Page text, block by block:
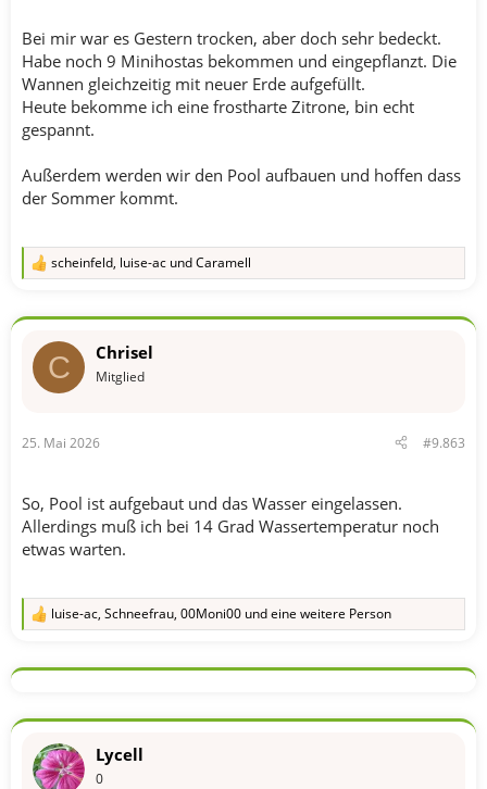
Bei mir war es Gestern trocken, aber doch sehr bedeckt.
Habe noch 9 Minihostas bekommen und eingepflanzt. Die
Wannen gleichzeitig mit neuer Erde aufgefüllt.
Heute bekomme ich eine frostharte Zitrone, bin echt
gespannt.
Außerdem werden wir den Pool aufbauen und hoffen dass
der Sommer kommt.
R
k
o
:
scheinfeld, luise-ac undCaramell
C Chrisel
Mitglied
25. Mai 2026 #9.863
So, Pool ist aufgebaut und das Wasser eingelassen.
Allerdings muß ich bei 14 Grad Wassertemperatur noch
etwas warten.
R
k
o
e
n
luise-ac, Schneefrau, 00Moni00 und eine weitere Person
Lycell
0